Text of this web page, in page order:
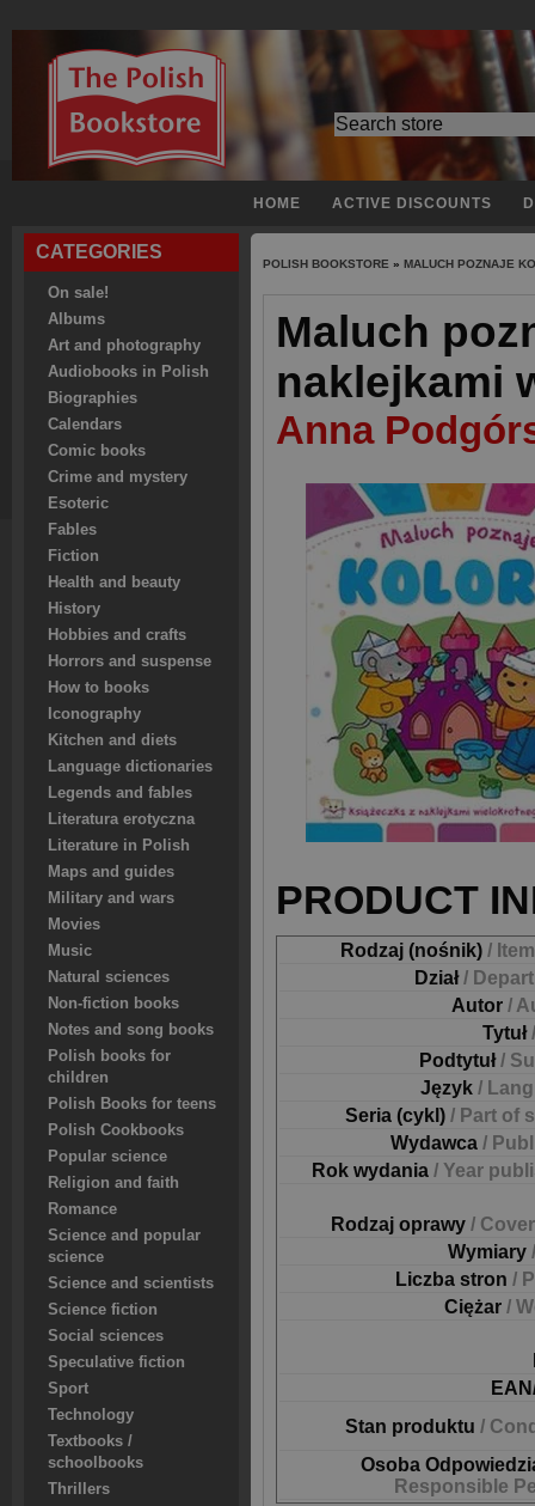
HOME ACTIVE DISCOUNTS
CATEGORIES
On sale!
Albums
Art and photography
Audiobooks in Polish
Biographies
Calendars
Comic books
Crime and mystery
Esoteric
Fables
Fiction
Health and beauty
History
Hobbies and crafts
Horrors and suspense
How to books
Iconography
Kitchen and diets
Language dictionaries
Legends and fables
Literatura erotyczna
Literature in Polish
Maps and guides
Military and wars
Movies
Music
Natural sciences
Non-fiction books
Notes and song books
Polish books for
children
Polish Books for teens
Polish Cookbooks
Popular science
Religion and faith
Romance
Science and popular
science
Science and scientists
Science fiction
Social sciences
Speculative fiction
Sport
Technology
Textbooks /
schoolbooks
Thrillers
POLISH BOOKSTORE » MALUCH POZNAJE
Maluch
naklejkami
Anna
PRODUCT
Rodzaj (nośnik) /
Dział/
Autor /
Tytuł
Podtytuł/
Język /
Seria (cykl) / Part of
Wydawca /
Rok wydania / Year
Rodzaj oprawy /
Wymiary
Liczba stron /
Ciężar /
Stan produktu /
Osoba
Responsible